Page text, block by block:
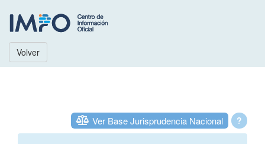
Volver
?
Ver Base Jurisprudencia Nacional